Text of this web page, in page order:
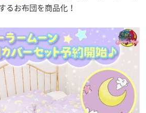
るお布団を商品化！